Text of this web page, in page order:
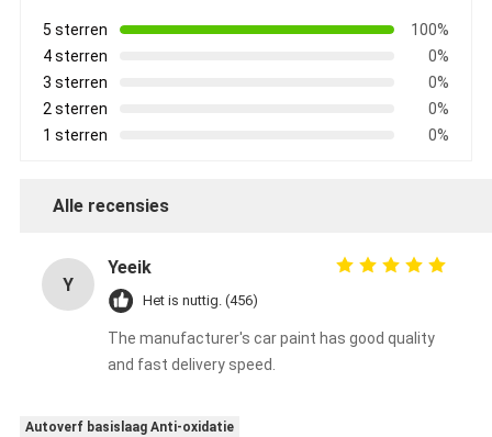
5 sterren
100%
4 sterren
0%
3 sterren
0%
2 sterren
0%
1 sterren
0%
Alle recensies
Y
Yeeik
Het is nuttig. (456)
The manufacturer's car paint has good quality
and fast delivery speed.
Autoverf basislaag Anti-oxidatie